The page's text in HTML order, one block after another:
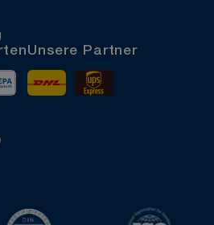
Vorkasse
Unsere Partner
DHL
ISO 9001 zertifiziert